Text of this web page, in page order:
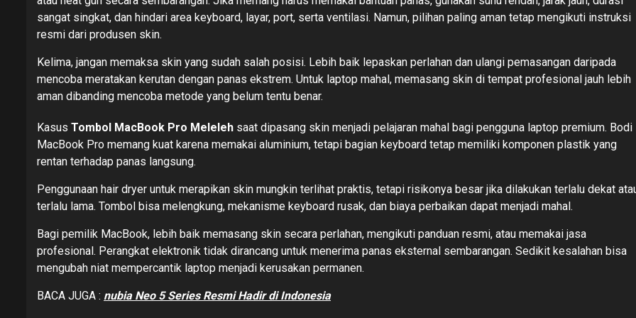
sangat singkat, dan hindari area keyboard, layar, port, serta ventilasi. Namun, pilihan paling aman tetap mengikuti instruksi
resmi dari produsen skin.
Kelima, jangan memaksa skin yang sudah salah posisi. Lebih baik lepaskan perlahan dan ulangi pemasangan daripada
mencoba meratakan kerutan dengan panas ekstrem. Untuk laptop mahal, memasang skin di tempat profesional jauh lebih
aman dibanding mencoba metode yang belum tentu benar.
Kasus Tombol MacBook Pro Meleleh saat dipasang skin menjadi pelajaran mahal bagi pengguna laptop premium. Bodi
MacBook Pro memang kuat karena memakai aluminium, tetapi bagian keyboard tetap memiliki komponen plastik yang
rentan terhadap panas langsung.
Penggunaan hair dryer untuk merapikan skin mungkin terlihat praktis, tetapi risikonya besar jika dilakukan terlalu dekat
terlalu lama. Tombol bisa melengkung, mekanisme keyboard rusak, dan biaya perbaikan dapat menjadi mahal.
Bagi pemilik MacBook, lebih baik memasang skin secara perlahan, mengikuti panduan resmi, atau memakai jasa
profesional. Perangkat elektronik tidak dirancang untuk menerima panas eksternal sembarangan. Sedikit kesalahan bisa
mengubah niat mempercantik laptop menjadi kerusakan permanen.
BACA JUGA : nubia Neo 5 Series Resmi Hadir di Indonesia